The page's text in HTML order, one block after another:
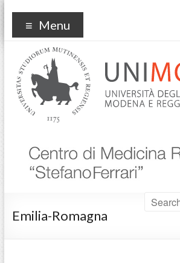
Centro
Menu
Emilia-Romagna